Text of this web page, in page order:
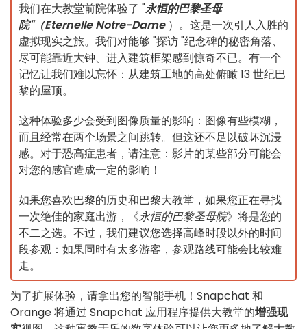
我们在大教堂前院体验了 "永恒的巴黎圣母
院"（Eternelle Notre-Dame ）。这是一次引人入胜的
虚拟现实之旅。我们对能够 "探访 "纪念碑的秘密角落、
尽可能靠近大钟、进入建筑框架感到惊奇不已。有一个
记忆让我们难以忘怀：从建筑工地的高处俯瞰 13 世纪巴
黎的屋顶。
这种体验多少会受到图像质量的影响：图像有些模糊，
而且经常在两个场景之间跳转。但这还不足以破坏沉浸
感。对于恐高症患者，请注意：影片的某些部分可能会
对您的感官造成一定的影响！
如果您喜欢巴黎的历史和巴黎大教堂，如果您正在寻找
一次绝佳的家庭出游，《永恒的巴黎圣母院》将是您的
不二之选。不过，我们建议您选择高峰时段以外的时间
段参观：如果同时有太多游客，参观路线可能会比较难
走。
为了扩展体验，请拿出您的智能手机！Snapchat 和
Orange 将通过 Snapchat 应用程序提供大教堂的增强现